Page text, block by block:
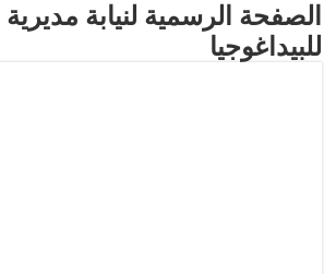
الصفحة الرسمية لنيابة
للبيداغوجيا